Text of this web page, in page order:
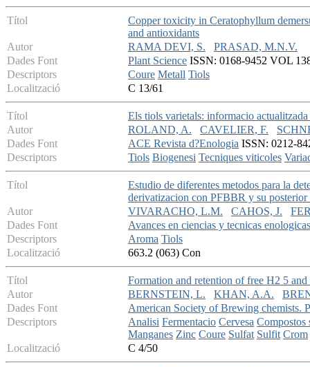
Títol
Copper toxicity in Ceratophyllum
and antioxidants
Autor
RAMA DEVI, S.
PRASAD, M.N.V.
Dades Font
Plant Science ISSN: 0168-9452 VOL
Descriptors
Coure Metall Tiols
Localització
C 13/61
Títol
Els tiols varietals: informacio
Autor
ROLAND, A. CAVELIER, F.
Dades Font
ACE Revista d?Enologia ISSN: 0212-
Descriptors
Tiols Biogenesi Tecniques viticoles
Títol
Estudio de diferentes metodos para la
derivatizacion con PFBBR y su
Autor
VIVARACHO, L.M. CAHOS, J.
Dades Font
Avances en ciencias y tecnicas enologicas
Descriptors
Aroma Tiols
Localització
663.2 (063) Con
Títol
Formation and retention of free H2 5
Autor
BERNSTEIN, L. KHAN, A.A.
Dades Font
American Society of Brewing chemists.
Descriptors
Analisi Fermentacio Cervesa Compostos
Manganes Zinc Coure Sulfat Sulfit Crom
Localització
C 4/50